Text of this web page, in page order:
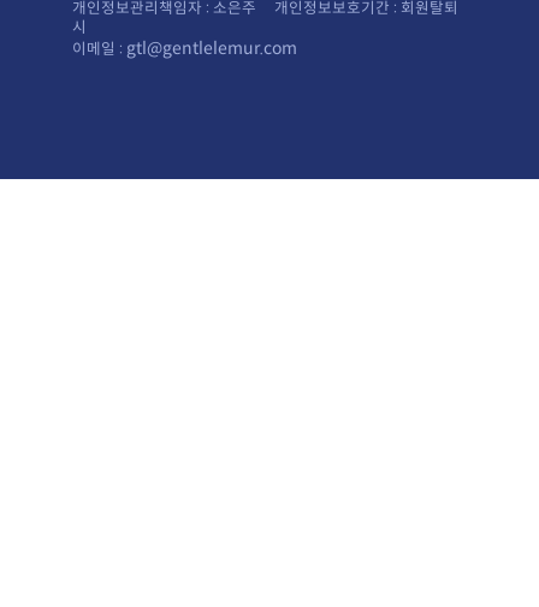
시
이메일 : gtl@gentlelemur.com